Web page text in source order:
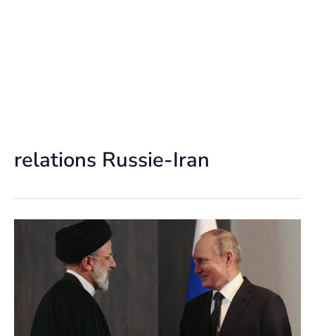
relations Russie-Iran